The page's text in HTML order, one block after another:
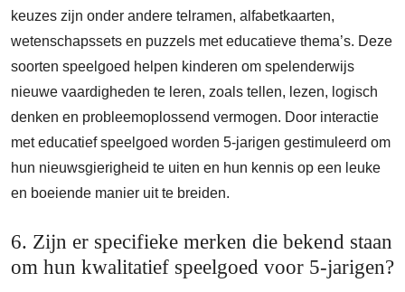
keuzes zijn onder andere telramen, alfabetkaarten,
wetenschapssets en puzzels met educatieve thema’s. Deze
soorten speelgoed helpen kinderen om spelenderwijs
nieuwe vaardigheden te leren, zoals tellen, lezen, logisch
denken en probleemoplossend vermogen. Door interactie
met educatief speelgoed worden 5-jarigen gestimuleerd om
hun nieuwsgierigheid te uiten en hun kennis op een leuke
en boeiende manier uit te breiden.
6. Zijn er specifieke merken die bekend staan
om hun kwalitatief speelgoed voor 5-jarigen?